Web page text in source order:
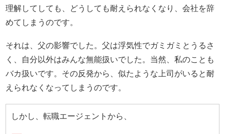
理解してしても、どうしても耐えられなくなり、会社を辞
めてしまうのです。
それは、父の影響でした。父は浮気性でガミガミとうるさ
く、自分以外はみんな無能扱いでした。当然、私のことも
バカ扱いです。その反発から、似たような上司がいると耐
えられなくなってしまうのです。
しかし、転職エージェントから、